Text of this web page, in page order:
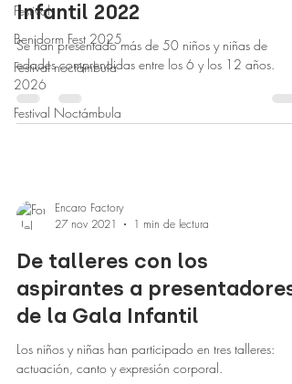
Festival
Benidorm Fest 2025
Festival noctámbula
2026
Festival Noctámbula
Infantil 2022
Se han presentado más de 50 niños y niñas de
edades comprendidas entre los 6 y los 12 años.
Encaro Factory
27 nov 2021
1 min de lectura
De talleres con los
aspirantes a presentadores
de la Gala Infantil
Los niños y niñas han participado en tres talleres:
actuación, canto y expresión corporal.